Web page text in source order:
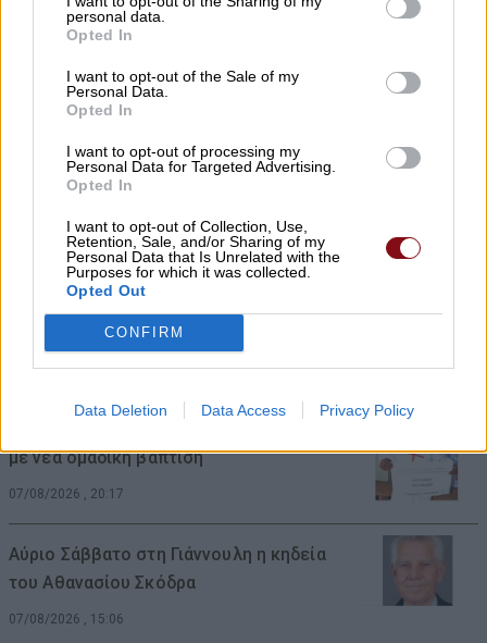
personal data.
Opted In
I want to opt-out of the Sale of my
Personal Data.
Opted In
I want to opt-out of processing my
Personal Data for Targeted Advertising.
Opted In
I want to opt-out of Collection, Use,
Retention, Sale, and/or Sharing of my
Personal Data that Is Unrelated with the
Purposes for which it was collected.
Opted Out
CONFIRM
Data Deletion Data Access Privacy Policy
προσωπικού στα Κ.Υ. Αγιάς και Γόννων
07/08/2026 , 21:13
Αύριο Σάββατο στη Λάρισα η κηδεία του
Αθανασίου Ράγια
07/08/2026 , 21:09
Ταϊλάνδη: 14χρονος άνοιξε πυρ σε
σχολείο – Σκότωσε 5 εκπαιδευτικούς και
τους παππούδες του
07/08/2026 , 20:35
Εορτασμός της Μεταμόρφωσης στο
με νέα ομαδική βάπτιση
07/08/2026 , 20:17
Αύριο Σάββατο στη Γιάννουλη η κηδεία
του Αθανασίου Σκόδρα
07/08/2026 , 15:06